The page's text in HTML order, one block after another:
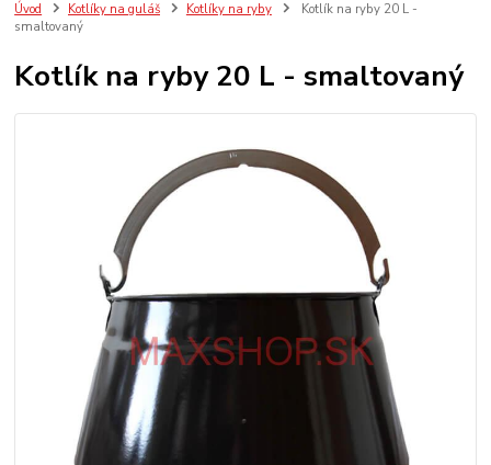
Úvod Kotlíky na guláš Kotlíky na ryby
Kotlík na ryby 20 L -
smaltovaný
Kotlík na ryby 20 L - smaltovaný